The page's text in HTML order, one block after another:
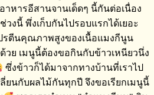
าหารอีสานจานเด็ดๆ​ นี้กันต่อเนื่อง​
งนี้​ พึ่งเก็บกันไปรอบแรกได้เยอะ
รตีน​คุณภาพสูงของเนื้อแมงกีนูน​
วย​ เมนูนี้ต้องขอกินกับข้าวเหนียว​นึ่ง
ซึ่งข้าวก็ได้มาจากทางบ้านที่เราไป
ย​นกับ​ผลไม้กันทุกปี​ จึงขอเรียกเมนูนี้